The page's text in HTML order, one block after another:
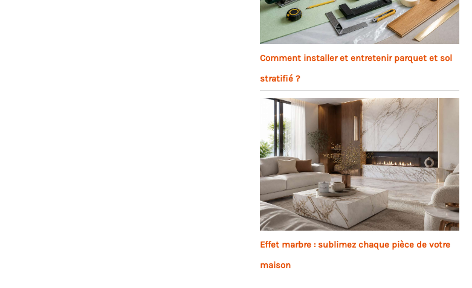
Comment installer et entretenir parquet et sol
stratifié ?
Effet marbre : sublimez chaque pièce de votre
maison